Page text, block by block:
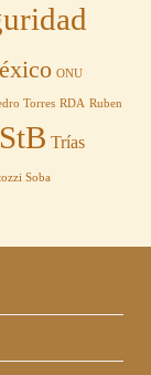
ONU
Torres RDA Ruben
StB Trías
Soba